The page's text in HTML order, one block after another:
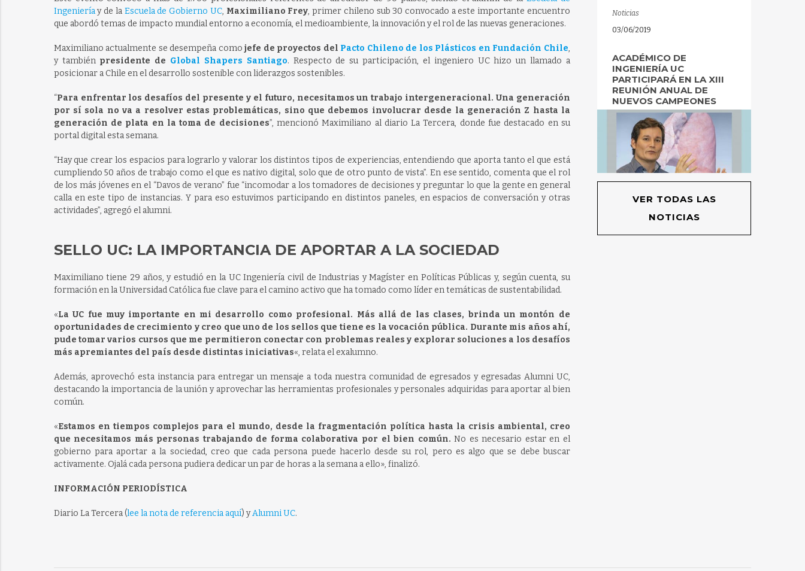
Ingenieríay de la Escuela de Gobierno UC, Maximiliano Frey, primer chileno sub 30 convocado a este importante encuentro
que abordó temas de impacto mundial entorno a economía, el medioambiente, la innovación y el rol de las nuevas generaciones.
Maximiliano actualmente se desempeña comojefe de proyectos del Pacto Chileno de los Plásticos en Fundación Chile,
y también presidente de Global Shapers Santiago. Respecto de su participación, el ingeniero UC hizo un llamado a
posicionar a Chile en el desarrollo sostenible con liderazgos sostenibles.
“Para enfrentar los desafíos del presente y el futuro, necesitamos un trabajo intergeneracional. Una generación
por sí sola no va a resolver estas problemáticas, sino que debemos involucrar desde la generación Z hasta la
generación de plata en la toma de decisiones”, mencionó Maximiliano al diario La Tercera, donde fue destacado en su
portal digital esta semana.
“Hay que crear los espacios para lograrlo y valorar los distintos tipos de experiencias, entendiendo que aporta tanto el que está
cumpliendo 50 años de trabajo como el que es nativo digital, solo que de otro punto de vista”. En ese sentido, comenta que el rol
de los más jóvenes en el “Davos de verano” fue “incomodar a los tomadores de decisiones y preguntar lo que la gente en general
calla en este tipo de instancias. Y para eso estuvimos participando en distintos paneles, en espacios de conversación y otras
actividades”, agregó el alumni.
SELLO UC: LA IMPORTANCIA DE APORTAR A LA SOCIEDAD
Maximiliano tiene 29 años, y estudió en la UC Ingeniería civil de Industrias y Magíster en Políticas Públicas y, según cuenta, su
formación en la Universidad Católica fue clave para el camino activo que ha tomado como líder en temáticas de sustentabilidad.
«La UC fue muy importante en mi desarrollo como profesional. Más allá de las clases, brinda un montón de
oportunidades de crecimiento y creo que uno de los sellos que tiene es la vocación pública. Durante mis años ahí,
pude tomar varios cursos que me permitieron conectar con problemas reales y explorar soluciones a los desafíos
más apremiantes del país desde distintas iniciativas«, relata el exalumno.
Además, aprovechó esta instancia para entregar un mensaje a toda nuestra comunidad de egresados y egresadas Alumni UC,
destacando la importancia de la unión y aprovechar las herramientas profesionales y personales adquiridas para aportar al bien
común.
«Estamos en tiempos complejos para el mundo, desde la fragmentación política hasta la crisis ambiental, creo
que necesitamos más personas trabajando de forma colaborativa por el bien común.No es necesario estar en el
gobierno para aportar a la sociedad, creo que cada persona puede hacerlo desde su rol, pero es algo que se debe buscar
activamente. Ojalá cada persona pudiera dedicar un par de horas a la semana a ello», finalizó.
INFORMACIÓN PERIODÍSTICA
Diario La Tercera (lee la nota de referencia aquí) yAlumni UC.
Noticias
03/06/2019
ACADÉMICO DE
INGENIERÍA UC
PARTICIPARÁ EN LA XIII
REUNIÓN ANUAL DE
NUEVOS CAMPEONES
VER TODAS LAS
NOTICIAS